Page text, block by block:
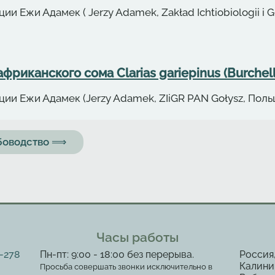
Ежи Адамек ( Jerzy Adamek, Zakład Ichtiobiologii i
сома Clarias gariepinus
Ежи Адамек (Jerzy Adamek, ZIiGR PAN Gołysz,
⟹
278
Часы работы
Пн-пт: 9:00 - 18:00 без перерыва.
Просьба совершать звонки исключительно в